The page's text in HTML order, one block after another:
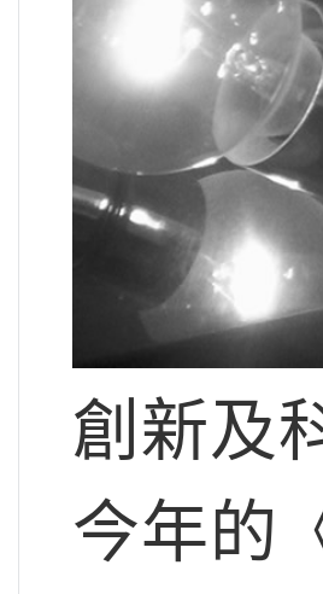
創新及
今年的